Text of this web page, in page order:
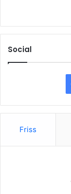
Social
Friss